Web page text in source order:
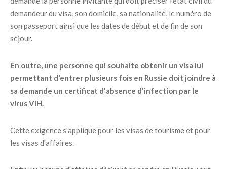
demandeur du visa, son domicile, sa nationalité, le numéro de
son passeport ainsi que les dates de début et de fin de son
séjour.
En outre, une personne qui souhaite obtenir un visa lui
permettant d'entrer plusieurs fois en Russie doit joindre à
sa demande un certificat d'absence d'infection par le
virus VIH.
Cette exigence s'applique pour les visas de tourisme et pour
les visas d'affaires.